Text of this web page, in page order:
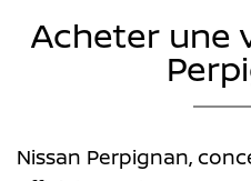
Acheter une
Nissan Perpignan,